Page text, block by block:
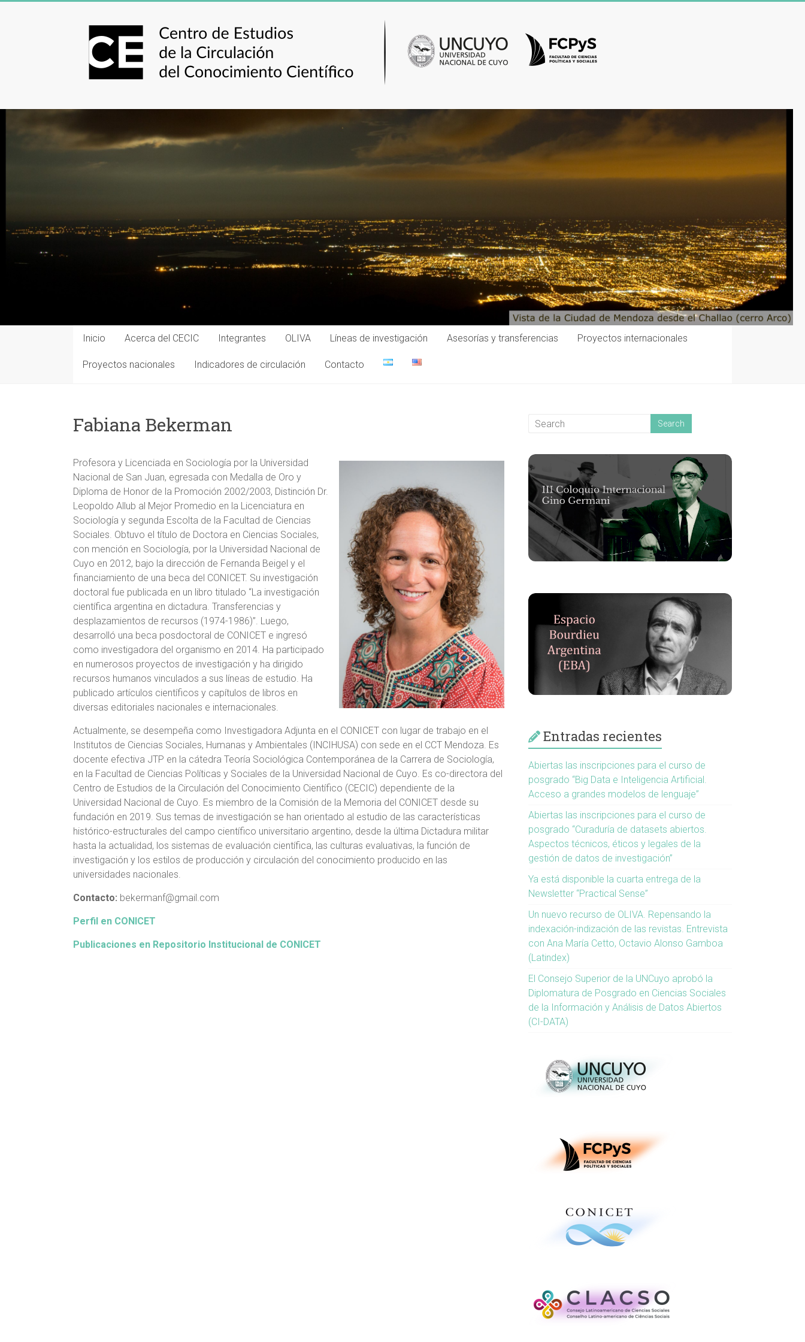
Inicio Acerca del CECIC Integrantes OLIVA Líneas de investigación Asesorías y transferencias Proyectos internacionales
Proyectos nacionales Indicadores de circulación Contacto
Fabiana Bekerman
Profesora y Licenciada en Sociología por la Universidad
Nacional de San Juan, egresada con Medalla de Oro y
Diploma de Honor de la Promoción 2002/2003, Distinción Dr.
Leopoldo Allub al Mejor Promedio en la Licenciatura en
Sociología y segunda Escolta de la Facultad de Ciencias
Sociales. Obtuvo el título de Doctora en Ciencias Sociales,
con mención en Sociología, por la Universidad Nacional de
Cuyo en 2012, bajo la dirección de Fernanda Beigel y el
financiamiento de una beca del CONICET. Su investigación
doctoral fue publicada en un libro titulado “La investigación
científica argentina en dictadura. Transferencias y
desplazamientos de recursos (1974-1986)”. Luego,
desarrolló una beca posdoctoral de CONICET e ingresó
como investigadora del organismo en 2014. Ha participado
en numerosos proyectos de investigación y ha dirigido
recursos humanos vinculados a sus líneas de estudio. Ha
publicado artículos científicos y capítulos de libros en
diversas editoriales nacionales e internacionales.
Actualmente, se desempeña como Investigadora Adjunta en el CONICET con lugar de trabajo en el
Institutos de Ciencias Sociales, Humanas y Ambientales (INCIHUSA) con sede en el CCT Mendoza. Es
docente efectiva JTP en la cátedra Teoría Sociológica Contemporánea de la Carrera de Sociología,
en la Facultad de Ciencias Políticas y Sociales de la Universidad Nacional de Cuyo. Es co-directora del
Centro de Estudios de la Circulación del Conocimiento Científico (CECIC) dependiente de la
Universidad Nacional de Cuyo. Es miembro de la Comisión de la Memoria del CONICET desde su
fundación en 2019. Sus temas de investigación se han orientado al estudio de las características
histórico-estructurales del campo científico universitario argentino, desde la última Dictadura militar
hasta la actualidad, los sistemas de evaluación científica, las culturas evaluativas, la función de
investigación y los estilos de producción y circulación del conocimiento producido en las
universidades nacionales.
Contacto: bekermanf@gmail.com
Perfil en CONICET
Publicaciones en Repositorio Institucional de CONICET
Entradas recientes
Abiertas las inscripciones para el curso de
posgrado “Big Data e Inteligencia Artificial.
Acceso a grandes modelos de lenguaje”
Abiertas las inscripciones para el curso de
posgrado “Curaduría de datasets abiertos.
Aspectos técnicos, éticos y legales de la
gestión de datos de investigación”
Ya está disponible la cuarta entrega de la
Newsletter “Practical Sense”
Un nuevo recurso de OLIVA. Repensando la
indexación-indización de las revistas. Entrevista
con Ana María Cetto, Octavio Alonso Gamboa
(Latindex)
El Consejo Superior de la UNCuyo aprobó la
Diplomatura de Posgrado en Ciencias Sociales
de la Información y Análisis de Datos Abiertos
(CI-DATA)